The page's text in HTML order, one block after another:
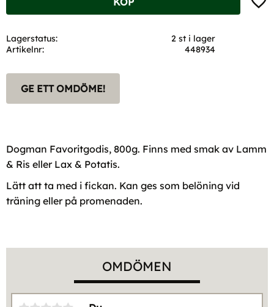
Lagerstatus
2 st i lager
Artikelnr
448934
GE ETT OMDÖME!
Dogman Favoritgodis, 800g. Finns med smak av Lamm
& Ris eller Lax & Potatis.
Lätt att ta med i fickan. Kan ges som belöning vid
träning eller på promenaden.
OMDÖMEN